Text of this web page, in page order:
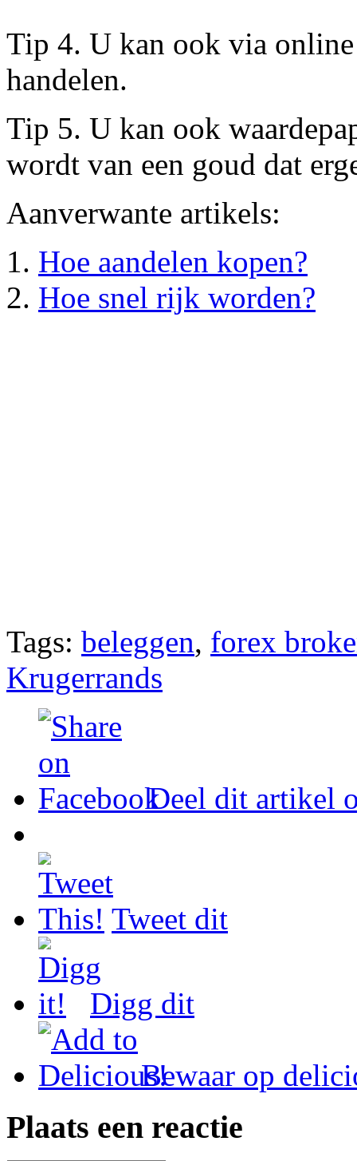
Tip 4. U kan ook via
handelen.
Tip 5. U kan ook
wordt van een goud dat
Aanverwante artikels:
Hoe aandelen kopen?
Hoe snel rijk worden?
Tags: beleggen, forex
Krugerrands
Deel dit artikel
Tweet dit
Digg dit
Bewaar op
Plaats een reactie